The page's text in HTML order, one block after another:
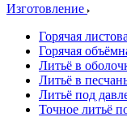
Изготовление
Горячая
Горячая
Литьё в
Литьё в
Литьё под
Точное литьё